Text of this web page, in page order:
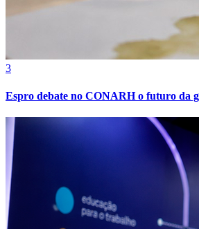
Bahia
3
Espro debate no CONARH o futuro da